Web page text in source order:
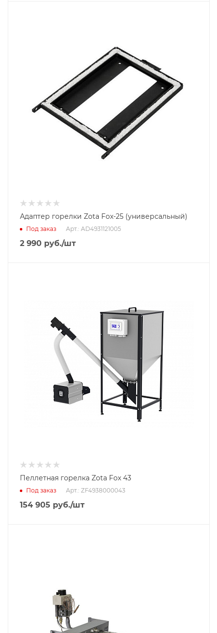
Адаптер горелки Zota Fox-25 (универсальный)
Под заказ Арт.: AD4931121005
2 990 руб./шт
Пеллетная горелка Zota Fox 43
Под заказ Арт.: ZF4938000043
154 905 руб./шт